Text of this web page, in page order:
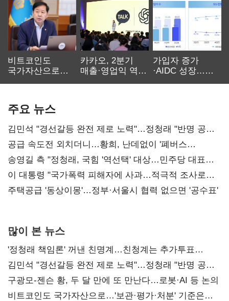
비트코인도
국가자산으로…'
카카오, 2분기
매출·영업익 역대
가입자 증가
·AIDC 성장…
주요 뉴스
김민석 "경선갈등 완전 제로 노력"…정청래 "반명 공세
사과부터"
공급 속도전 외치더니…황희, 난데없이 '폐버스
리모델링' 제안
송영길 측 "정청래, 국힘 '역선택' 대상…민주당 대표로
총선 지휘 못해"
이 대통령 "국가폭력 피해자에 사과…적극적 조사로
진실 밝혀야"
주택공급 '동상이몽'…정부·서울시 협력 없으면 '공수표'
많이 본 뉴스
'정청래 책임론' 꺼낸 친명계…친청계는 추가투표
때리기
김민석 "경선갈등 완전 제로 노력"…정청래 "반명 공세
사과부터"
구광모-젠슨 황, 두 달 만에 또 만난다…로봇·AI 등 논의
비트코인도 국가자산으로…'보관·평가·처분' 기준은